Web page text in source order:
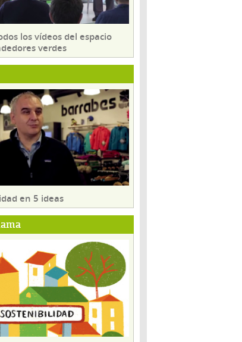
los vídeos del espacio
verdes
en 5 ideas